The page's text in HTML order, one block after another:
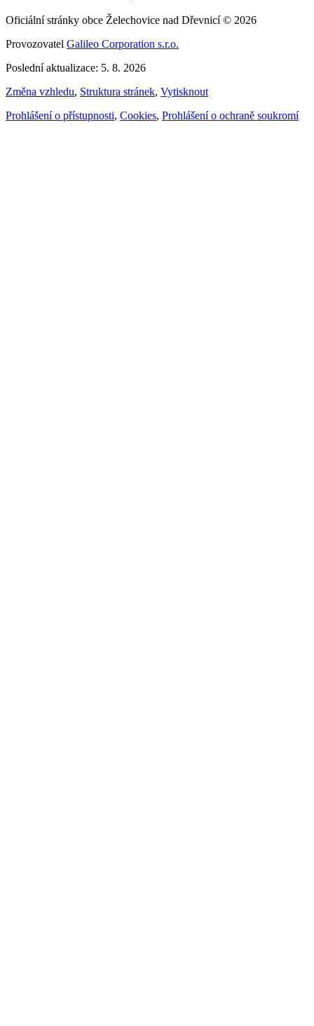
Oficiální stránky obce Želechovice nad Dřevnicí © 2026
Provozovatel Galileo Corporation s.r.o.
Poslední aktualizace: 5. 8. 2026
Změna vzhledu, Struktura stránek, Vytisknout
Prohlášení o přístupnosti, Cookies, Prohlášení o ochraně soukromí